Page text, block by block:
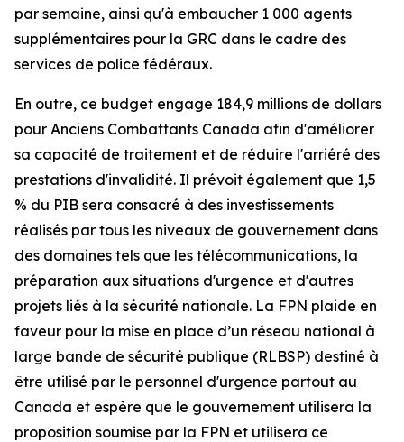
par semaine, ainsi qu'à embaucher 1 000 agents
supplémentaires pour la GRC dans le cadre des
services de police fédéraux.
En outre, ce budget engage 184,9 millions de dollars
pour Anciens Combattants Canada afin d'améliorer
sa capacité de traitement et de réduire l'arriéré des
prestations d'invalidité. Il prévoit également que 1,5
% du PIB sera consacré à des investissements
réalisés par tous les niveaux de gouvernement dans
des domaines tels que les télécommunications, la
préparation aux situations d'urgence et d'autres
projets liés à la sécurité nationale. La FPN plaide en
faveur pour la mise en place d’un réseau national à
large bande de sécurité publique (RLBSP) destiné à
être utilisé par le personnel d'urgence partout au
Canada et espère que le gouvernement utilisera la
proposition soumise par la FPN et utilisera ce